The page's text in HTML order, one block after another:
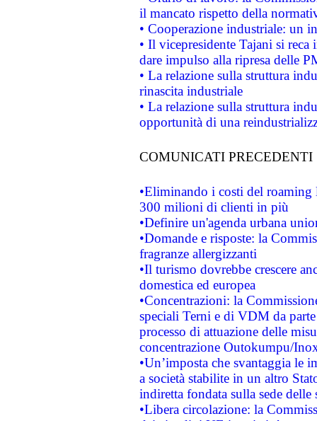
il mancato rispetto della
• Cooperazione industriale: un
• Il vicepresidente Tajani si
dare impulso alla ripresa delle
• La relazione sulla struttura
rinascita industriale
• La relazione sulla struttura
opportunità di una
COMUNICATI PRECEDENTI
•Eliminando i costi del roaming
300 milioni di clienti in più
•Definire un'agenda urbana
•Domande e risposte: la
fragranze allergizzanti
•Il turismo dovrebbe crescere
domestica ed europea
•Concentrazioni: la
speciali Terni e di VDM da
processo di attuazione delle
concentrazione Outokumpu/
•Un’imposta che svantaggia le
a società stabilite in un altro
indiretta fondata sulla sede delle
•Libera circolazione: la